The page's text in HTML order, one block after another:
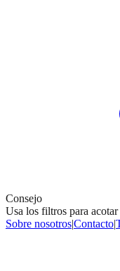
Consejo
Usa los filtros para
Sobre nosotros|Contacto|